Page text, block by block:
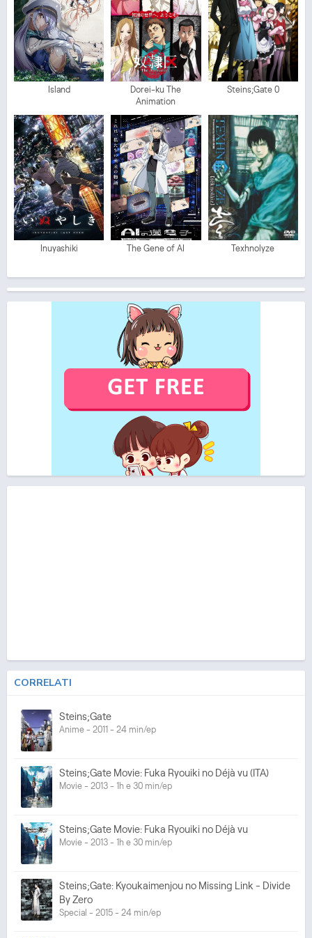
Island
Dorei-ku The
Animation
Steins;Gate 0
Inuyashiki The Gene of AI Texhnolyze
CORRELATI
Steins;Gate
Anime - 2011 - 24 min/ep
Steins;Gate Movie: Fuka Ryouiki no Déjà vu (ITA)
Movie - 2013 - 1h e 30 min/ep
Steins;Gate Movie: Fuka Ryouiki no Déjà vu
Movie - 2013 - 1h e 30 min/ep
Steins;Gate: Kyoukaimenjou no Missing Link - Divide
By Zero
Special - 2015 - 24 min/ep